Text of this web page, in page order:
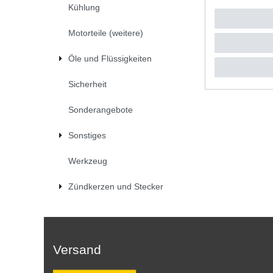
Kühlung
Motorteile (weitere)
Öle und Flüssigkeiten
Sicherheit
Sonderangebote
Sonstiges
Werkzeug
Zündkerzen und Stecker
UVP
*inkl.
Versand